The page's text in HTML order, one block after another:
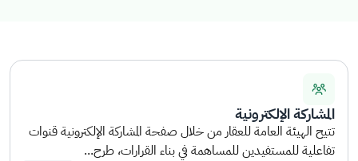
المشاركة الإلكترونية
تتيح الهيئة العامة للعقار من خلال صفحة المشاركة الإلكترونية قنوات
تفاعلية للمستفيدين للمساهمة في بناء القرارات، طرح...